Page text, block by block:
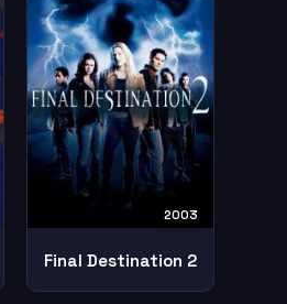
2003
Final Destination 2